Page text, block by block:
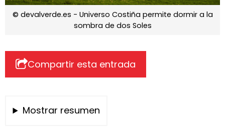
© devalverde.es - Universo Costiña permite dormir a la
sombra de dos Soles
Compartir esta entrada
Mostrar resumen